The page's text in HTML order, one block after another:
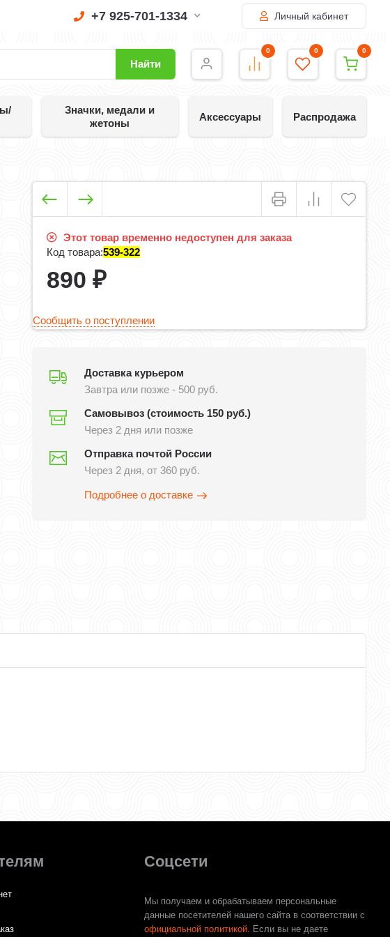
+7 925-701-1334 Личный кабинет
Найти
0 0 0
Значки, медали и
жетоны
Аксессуары Распродажа
Этот товар временно недоступен для заказа
Код товара:539-322
890 ₽
Сообщить о поступлении
Доставка курьером
Завтра или позже - 500 руб.
Самовывоз (стоимость 150 руб.)
Через 2 дня или позже
Отправка почтой России
Через 2 дня, от 360 руб.
Подробнее о доставке
Соцсети
Мы получаем и обрабатываем персональные
данные посетителей нашего сайта в соответствии с
официальной политикой. Если вы не даете